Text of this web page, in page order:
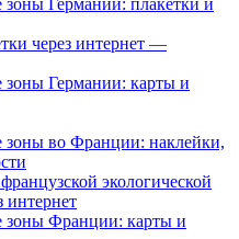
через интернет —
зоны Германии: карты и
зоны во Франции: наклейки,
экологической
интернет
зоны Франции: карты и